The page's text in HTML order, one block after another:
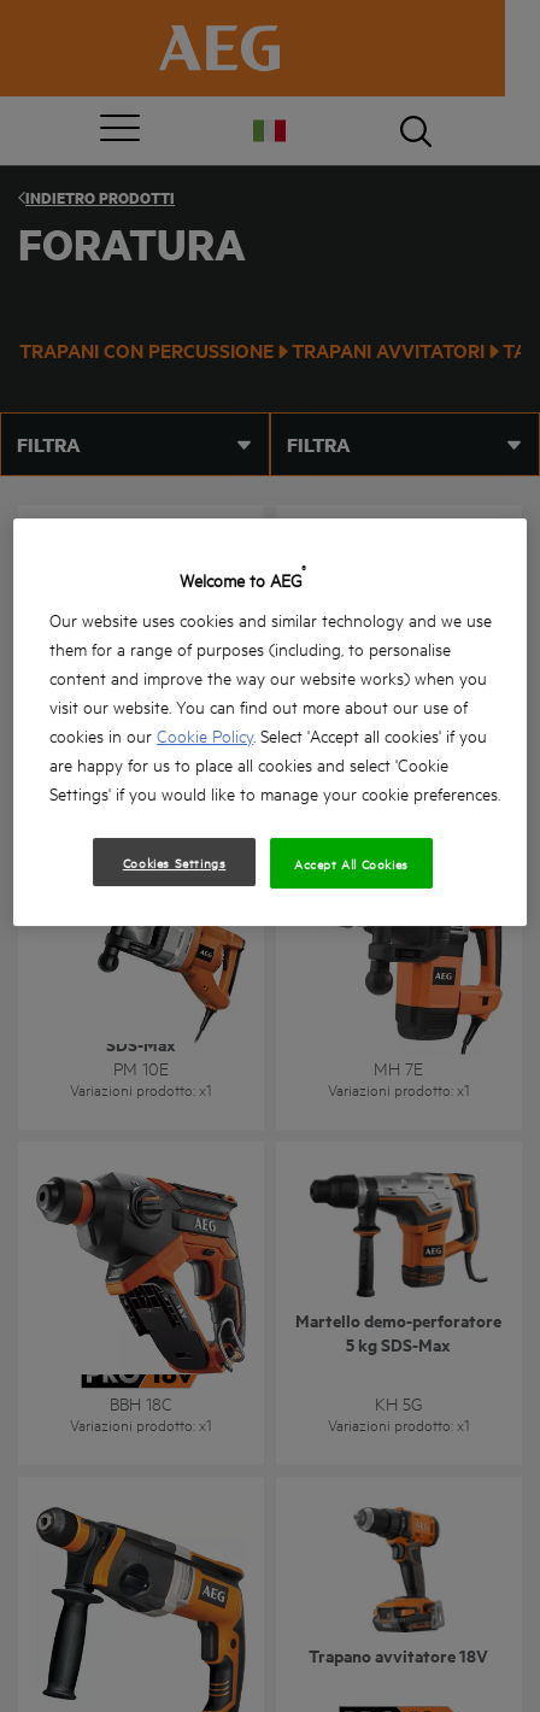
INDIETROPRODOTTI
FORATURA
TRAPANI CON PERCUSSIONE TRAPANI AVVITATORI
FILTRA FILTRA
Martello demo-perforatore
10 kg SDS-Max
PN 11E
Variazioni prodotto: x 1
Tassellatore SDS-Plus
Brushless 18V
BBH 18BL2
Variazioni prodotto: x2
Martello demolitore 10 kg
SDS-Max
PM 10E
Variazioni prodotto: x1
Martello demolitore 7 kg
SDS-MAX
MH 7E
Variazioni prodotto: x1
TASSELLATORE SDS-PLUS
18V COMPATTO
BBH 18C
Variazioni prodotto: x1
Martello demo-perforatore
5 kg SDS-Max
KH 5G
Variazioni prodotto: x1
Tassellatore SDS-Plus a 3
modalità con capacità di
foratura fino a 28 mm
Trapano avvitatore 18V
Welcome to AEG®
Our website uses cookies and similar technology and we use
them for a range of purposes (including, to personalise
content and improve the way our website works) when you
visit our website. You can find out more about our use of
cookies in ourCookie Policy. Select 'Accept all cookies' if you
are happy for us to place all cookies and select 'Cookie
Settings' if you would like to manage your cookie preferences.
Cookies Settings Accept All Cookies